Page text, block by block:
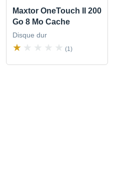
Maxtor OneTouch II 200
Go 8 Mo Cache
Disque dur
(1)